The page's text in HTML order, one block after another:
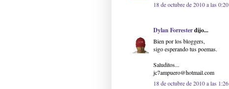
18 de octubre de 2010 a las 0:20
Dylan Forresterdijo...
Bien por los bloggers,
sigo esperando tus poemas.
Saluditos...
jc7ampuero@hotmail.com
18 de octubre de 2010 a las 1:26